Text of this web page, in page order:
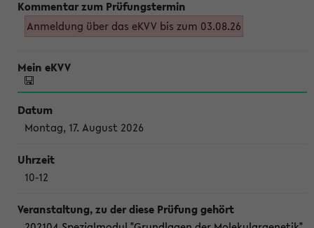
Anmeldung über das eKVV bis zum 03.08.26
Montag, 17. August 2026
10-12